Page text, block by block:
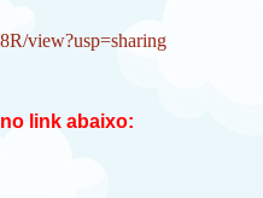
view?usp=sharing
link abaixo: